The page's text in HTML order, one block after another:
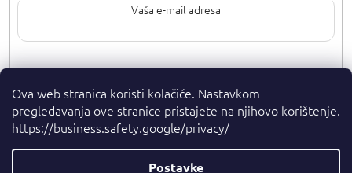
Ova web stranica koristi kolačiće. Nastavkom
pregledavanja ove stranice pristajete na njihovo korištenje.
https://business.safety.google/privacy/
Postavke
Upisom svoje e-pošte pristajete nauvjete privatnosti.